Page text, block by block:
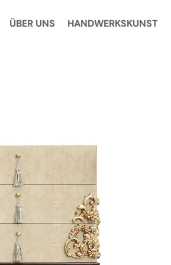
ÜBER UNS HANDWERKSKUNST